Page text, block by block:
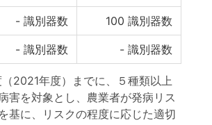
- 識別器数 100 識別器数
- 識別器数 - 識別器数
2021年度）までに、５種類以上
害を対象とし、農業者が発病リス
基に、リスクの程度に応じた適切